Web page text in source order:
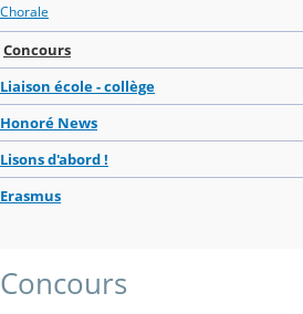
Chorale
Concours
Liaison école - collège
Honoré News
Lisons d'abord !
Erasmus
Concours